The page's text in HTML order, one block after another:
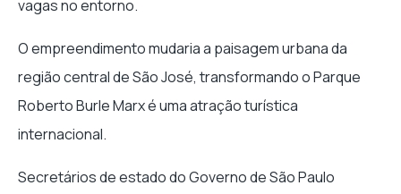
vagas no entorno.
O empreendimento mudaria a paisagem urbana da
região central de São José, transformando o Parque
Roberto Burle Marx é uma atração turística
internacional.
Secretários de estado do Governo de São Paulo